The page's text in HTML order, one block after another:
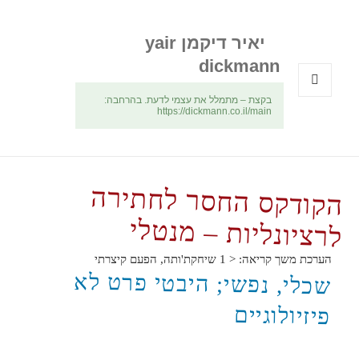
יאיר דיקמן yair
dickmann
בקצת – מתמלל את עצמי לדעת. בהרחבה:
https://dickmann.co.il/main
הקודקס החסר לחתירה
לרציונליות – מנטלי
הערכת משך קריאה: < 1 שיחקת'ותה, הפעם קיצרתי
שכלי, נפשי; היבטי פרט לא
פיזיולוגיים